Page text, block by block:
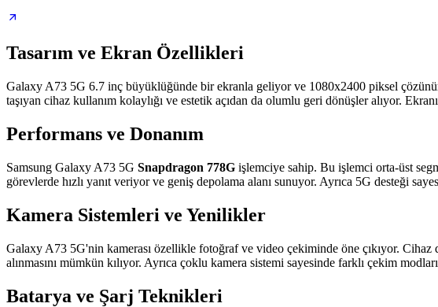
Tasarım ve Ekran Özellikleri
Galaxy A73 5G 6.7 inç büyüklüğünde bir ekranla geliyor ve 1080x2400 piksel
taşıyan cihaz kullanım kolaylığı ve estetik açıdan da olumlu geri dönüşler alıyor.
Performans ve Donanım
Samsung Galaxy A73 5G Snapdragon 778G işlemciye sahip. Bu işlemci orta-üst
görevlerde hızlı yanıt veriyor ve geniş depolama alanı sunuyor. Ayrıca 5G desteği
Kamera Sistemleri ve Yenilikler
Galaxy A73 5G'nin kamerası özellikle fotoğraf ve video çekiminde öne çıkıyor. Cihaz
alınmasını mümkün kılıyor. Ayrıca çoklu kamera sistemi sayesinde farklı çekim
Batarya ve Şarj Teknikleri